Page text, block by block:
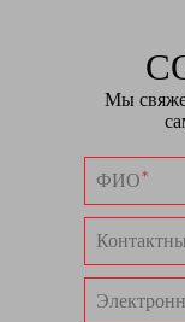
Мы
ФИО*